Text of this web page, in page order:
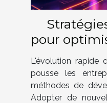
pour
en
L'évolution rapide
pousse les
méthodes de
Adopter de